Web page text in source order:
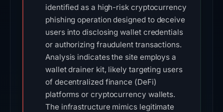
identified as a high-risk cryptocurrency
phishing operation designed to deceive
users into disclosing wallet credentials
or authorizing fraudulent transactions.
Analysis indicates the site employs a
wallet drainer kit, likely targeting users
of decentralized finance (DeFi)
platforms or cryptocurrency wallets.
The infrastructure mimics legitimate